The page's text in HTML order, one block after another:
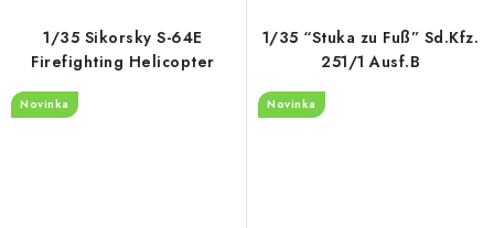
1/35 Sikorsky S-64E
Firefighting Helicopter
Novinka
1/35 “Stuka zu Fuß” Sd.Kfz.
251/1 Ausf.B
Novinka